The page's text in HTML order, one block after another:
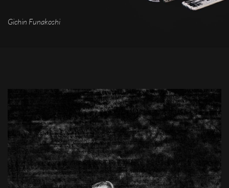
Gichin Funakoshi